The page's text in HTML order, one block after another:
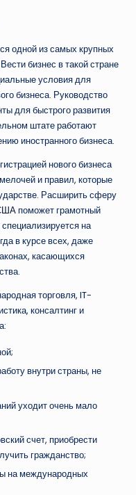
одной из самых крупных
бизнес в такой стране
условия для
бизнеса. Руководство
для быстрого развития
штате работают
иностранного бизнеса.
нового бизнеса
и правил, которые
Расширить сферу
поможет грамотный
на
в курсе всех, даже
касающихся
торговля, IT-
консалтинг и
внутри страны, не
уходит очень мало
счет, приобрести
гражданство;
на международных